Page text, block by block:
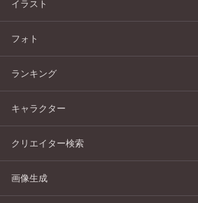
イラスト
フォト
ランキング
キャラクター
クリエイター検索
画像生成